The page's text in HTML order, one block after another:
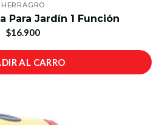
HERRAGRO
Para Jardín 1 Función
$16.900
AL CARRO